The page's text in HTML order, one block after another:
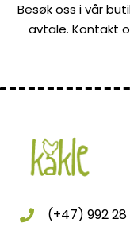
Besøk oss i vår
avtale. Kontakt
(+47) 992